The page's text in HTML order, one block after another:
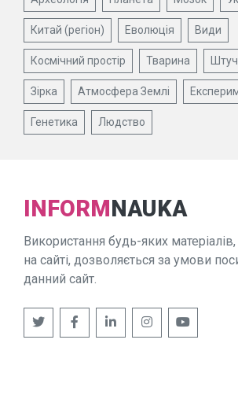
Китай (регіон) Еволюція Види
Космічний простір Тварина
Зірка Атмосфера Землі
Генетика Людство
INFORMNAUKA
Використання будь-яких
на сайті, дозволяється за умови
данний сайт.